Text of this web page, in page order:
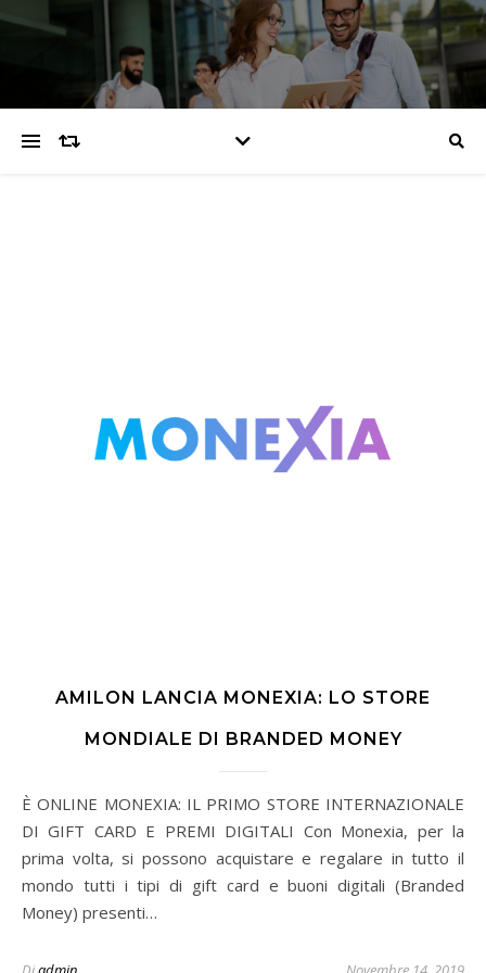
AMILON LANCIA MONEXIA: LO STORE
MONDIALE DI BRANDED MONEY
È ONLINE MONEXIA: IL PRIMO STORE INTERNAZIONALE
DI GIFT CARD E PREMI DIGITALI Con Monexia, per la
prima volta, si possono acquistare e regalare in tutto il
mondo tutti i tipi di gift card e buoni digitali (Branded
Money) presenti…